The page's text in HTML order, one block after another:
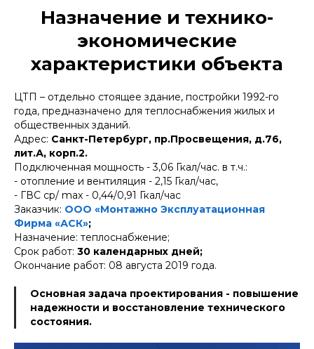
Назначение и технико-
экономические
характеристики объекта
ЦТП – отдельно стоящее здание, постройки 1992-го
года, предназначено для теплоснабжения жилых и
общественных зданий.
Адрес: Санкт-Петербург, пр.Просвещения, д.76,
лит.А, корп.2.
Подключенная мощность - 3,06 Гкал/час. в т.ч.:
- отопление и вентиляция - 2,15 Гкал/час,
- ГВС ср/ max - 0,44/0,91 Гкал/час
Заказчик: ООО «Монтажно Эксплуатационная
Фирма «АСК»;
Назначение: теплоснабжение;
Срок работ: 30 календарных дней;
Окончание работ: 08 августа 2019 года.
Основная задача проектирования - повышение
надежности и восстановление технического
состояния.